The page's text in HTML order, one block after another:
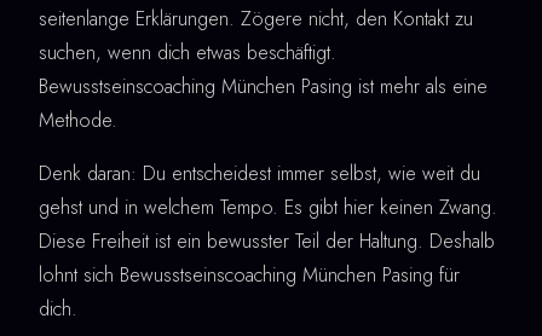
seitenlange Erklärungen. Zögere nicht, den Kontakt zu
suchen, wenn dich etwas beschäftigt.
Bewusstseinscoaching München Pasing ist mehr als eine
Methode.
Denk daran: Du entscheidest immer selbst, wie weit du
gehst und in welchem Tempo. Es gibt hier keinen Zwang.
Diese Freiheit ist ein bewusster Teil der Haltung. Deshalb
lohnt sich Bewusstseinscoaching München Pasing für
dich.